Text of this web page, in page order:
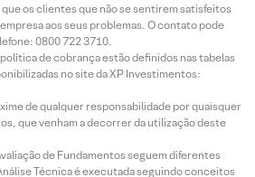
os clientes que não se sentirem satisfeitos
aos seus problemas. O contato pode
0800 722 3710.
de cobrança estão definidos nas tabelas
no site da XP Investimentos:
de qualquer responsabilidade por quaisquer
que venham a decorrer da utilização deste
de Fundamentos seguem diferentes
Técnica é executada seguindo conceitos